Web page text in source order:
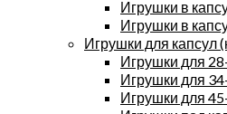
Игрушки в
Игрушки в
Игрушки для капсул
Игрушки для
Игрушки для
Игрушки для